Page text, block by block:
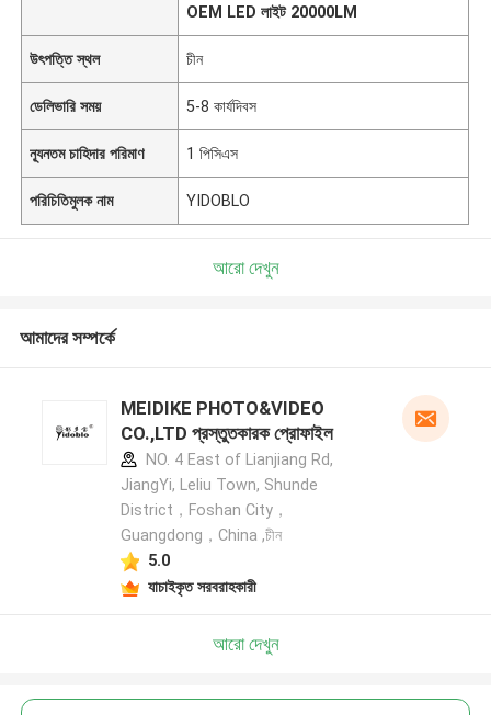
OEM LED লাইট 20000LM
উৎপত্তি স্থল চীন
ডেলিভারি সময় 5-8 কার্যদিবস
ন্যূনতম চাহিদার পরিমাণ 1 পিসিএস
পরিচিতিমুলক নাম YIDOBLO
আরো দেখুন
আমাদের সম্পর্কে
MEIDIKE PHOTO&VIDEO
CO.,LTD প্রস্তুতকারক প্রোফাইল
NO. 4 East of Lianjiang Rd,
JiangYi, Leliu Town, Shunde
District，Foshan City，
Guangdong，China ,চীন
5.0
যাচাইকৃত সরবরাহকারী
আরো দেখুন